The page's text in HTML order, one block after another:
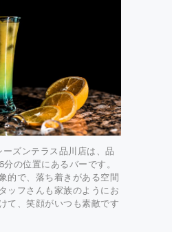
ズンテラス品川店は、品
の位置にあるバーです。
的で、落ち着きがある空間
ッフさんも家族のようにお
て、笑顔がいつも素敵です